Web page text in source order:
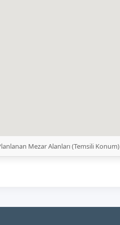
Mezar Alanları (Temsili Konum)